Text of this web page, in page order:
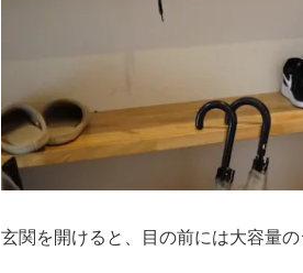
玄関を開けると、目の前には大容量